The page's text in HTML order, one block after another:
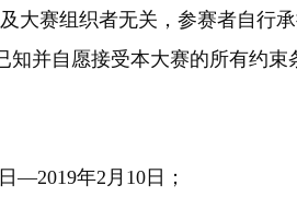
大赛组织者无关，参赛者自行承
并自愿接受本大赛的所有约束
—2019年2月10日；